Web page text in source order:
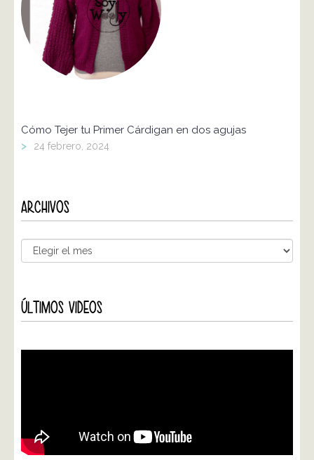
Cómo Tejer tu Primer Cárdigan en dos agujas
> 24 febrero, 2024
ARCHIVOS
ÚLTIMOS VIDEOS